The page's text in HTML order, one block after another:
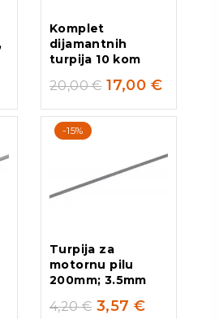
Komplet
dijamantnih
turpija 10 kom
20,00€ 17,00 €
-15%
Turpija za
motornu pilu
200mm; 3.5mm
4,20€ 3,57 €